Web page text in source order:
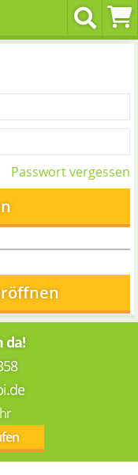
Passwort vergessen
da!